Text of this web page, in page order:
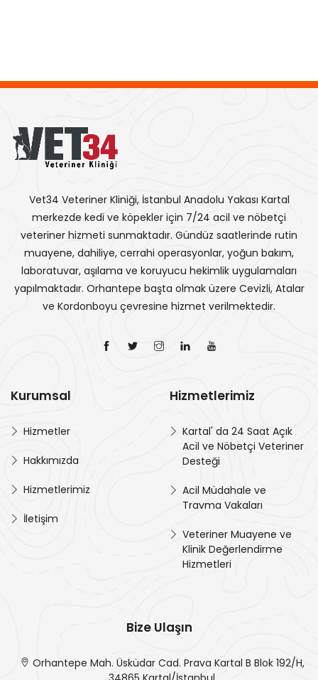
Vet34 Veteriner Kliniği, İstanbul Anadolu Yakası Kartal
merkezde kedi ve köpekler için 7/24 acil ve nöbetçi
veteriner hizmeti sunmaktadır. Gündüz saatlerinde rutin
muayene, dahiliye, cerrahi operasyonlar, yoğun bakım,
laboratuvar, aşılama ve koruyucu hekimlik uygulamaları
yapılmaktadır. Orhantepe başta olmak üzere Cevizli, Atalar
ve Kordonboyu çevresine hizmet verilmektedir.
Kurumsal
Hizmetler
Hakkımızda
Hizmetlerimiz
İletişim
Hizmetlerimiz
Kartal' da 24 Saat Açık
Acil ve Nöbetçi Veteriner
Desteği
Acil Müdahale ve
Travma Vakaları
Veteriner Muayene ve
Klinik Değerlendirme
Hizmetleri
Bize Ulaşın
Orhantepe Mah. Üsküdar Cad. Prava Kartal B Blok 192/H,